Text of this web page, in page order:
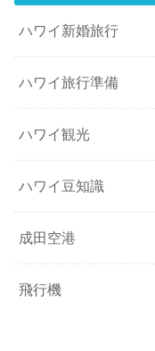
ハワイ新婚旅行
ハワイ旅行準備
ハワイ観光
ハワイ豆知識
成田空港
飛行機